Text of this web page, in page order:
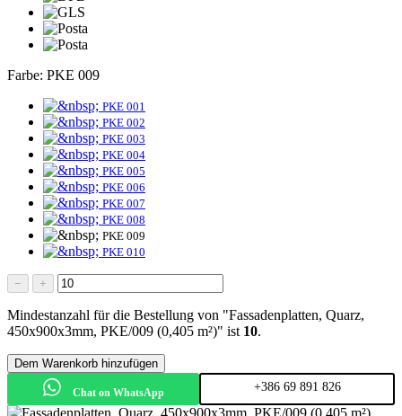
Farbe: PKE 009
PKE 001
PKE 002
PKE 003
PKE 004
PKE 005
PKE 006
PKE 007
PKE 008
PKE 009
PKE 010
− +
Mindestanzahl für die Bestellung von "Fassadenplatten, Quarz,
450x900x3mm, PKE/009 (0,405 m²)" ist 10.
Dem Warenkorb hinzufügen
Chat on WhatsApp +386 69 891 826